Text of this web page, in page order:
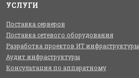
УСЛУГИ
Поставка серверов
Поставка сетевого оборудования
Разработка проектов ИТ инфраструктуры
Аудит инфраструктуры
Консультация по аппаратному